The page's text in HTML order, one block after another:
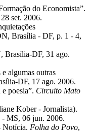
do Economista”.
set. 2006.
Brasília - DF, p. 1 - 4,
Brasília-DF, 31 ago.
algumas outras
DF, 17 ago. 2006.
poesia”. Circuito Mato
Kober - Jornalista).
- MS, 06 jun. 2006.
Notícia. Folha do Povo,